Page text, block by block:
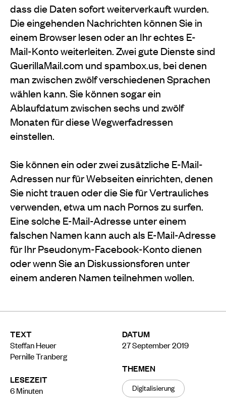
TEXT
Steffan Heuer
Pernille Tranberg
LESEZEIT
6Minuten
DATUM
27 September 2019
THEMEN
Digitalisierung
dass die Daten sofort weiterverkauft wurden.
Die eingehenden Nachrichten können Sie in
einem Browser lesen oder an Ihr echtes E-
Mail-Konto weiterleiten. Zwei gute Dienste sind
GuerillaMail.com und spambox.us, bei denen
man zwischen zwölf verschiedenen Sprachen
wählen kann. Sie können sogar ein
Ablaufdatum zwischen sechs und zwölf
Monaten für diese Wegwerfadressen
einstellen.
Sie können ein oder zwei zusätzliche E-Mail-
Adressen nur für Webseiten einrichten, denen
Sie nicht trauen oder die Sie für Vertrauliches
verwenden, etwa um nach Pornos zu surfen.
Eine solche E-Mail-Adresse unter einem
falschen Namen kann auch als E-Mail-Adresse
für Ihr Pseudonym-Facebook-Konto dienen
oder wenn Sie an Diskussionsforen unter
einem anderen Namen teilnehmen wollen.